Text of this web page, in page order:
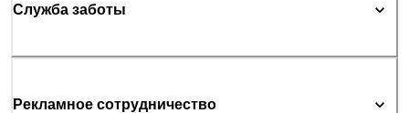
Служба заботы
Рекламное сотрудничество